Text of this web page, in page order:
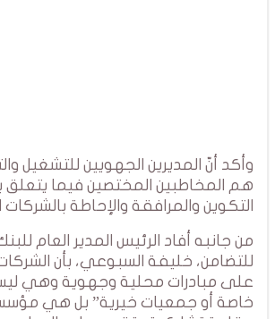
وأكد أنّ المديرين الجهويين للتشغيل
هم المخاطبين المختصين فيما
التكوين والمرافقة والإحاطة بالشركات
من جانبه أفاد الرئيس المدير العام
للتضامن، خليفة السبوعي، بأن
على مبادرات محلية وجهوية وهي
خاصة أو جمعيات خيرية” بل هي